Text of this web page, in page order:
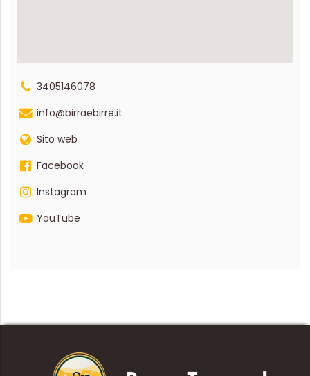
3405146078
info@birraebirre.it
Sito web
Facebook
Instagram
YouTube